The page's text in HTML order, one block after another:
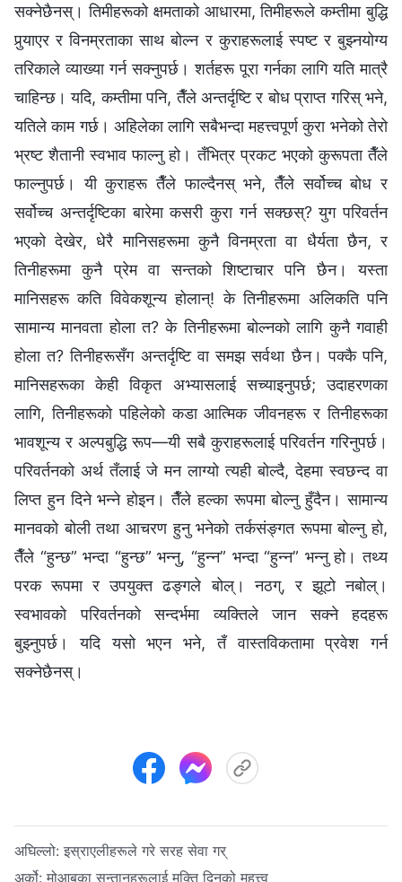
सक्नेछैनस्। तिमीहरूको क्षमताको आधारमा, तिमीहरूले कम्तीमा बुद्धि
पुर्‍याएर र विनम्रताका साथ बोल्न र कुराहरूलाई स्पष्ट र बुझ्नयोग्य
तरिकाले व्याख्या गर्न सक्नुपर्छ। शर्तहरू पूरा गर्नका लागि यति मात्रै
चाहिन्छ। यदि, कम्तीमा पनि, तैँले अन्तर्दृष्टि र बोध प्राप्त गरिस् भने,
यतिले काम गर्छ। अहिलेका लागि सबैभन्दा महत्त्वपूर्ण कुरा भनेको तेरो
भ्रष्ट शैतानी स्वभाव फाल्नु हो। तँभित्र प्रकट भएको कुरूपता तैँले
फाल्नुपर्छ। यी कुराहरू तैँले फाल्दैनस् भने, तैँले सर्वोच्च बोध र
सर्वोच्च अन्तर्दृष्टिका बारेमा कसरी कुरा गर्न सक्छस्? युग परिवर्तन
भएको देखेर, धेरै मानिसहरूमा कुनै विनम्रता वा धैर्यता छैन, र
तिनीहरूमा कुनै प्रेम वा सन्तको शिष्टाचार पनि छैन। यस्ता
मानिसहरू कति विवेकशून्य होलान्! के तिनीहरूमा अलिकति पनि
सामान्य मानवता होला त? के तिनीहरूमा बोल्नको लागि कुनै गवाही
होला त? तिनीहरूसँग अन्तर्दृष्टि वा समझ सर्वथा छैन। पक्कै पनि,
मानिसहरूका केही विकृत अभ्यासलाई सच्याइनुपर्छ; उदाहरणका
लागि, तिनीहरूको पहिलेको कडा आत्मिक जीवनहरू र तिनीहरूका
भावशून्य र अल्पबुद्धि रूप—यी सबै कुराहरूलाई परिवर्तन गरिनुपर्छ।
परिवर्तनको अर्थ तँलाई जे मन लाग्यो त्यही बोल्दै, देहमा स्वछन्द वा
लिप्‍त हुन दिने भन्‍ने होइन। तैँले हल्का रूपमा बोल्नु हुँदैन। सामान्य
मानवको बोली तथा आचरण हुनु भनेको तर्कसंङ्गत रूपमा बोल्नु हो,
तैँले “हुन्छ” भन्दा “हुन्छ” भन्नु, “हुन्न” भन्दा “हुन्न” भन्नु हो। तथ्य
परक रूपमा र उपयुक्त ढङ्गले बोल्। नठग्, र झूटो नबोल्।
स्वभावको परिवर्तनको सन्दर्भमा व्यक्तिले जान सक्ने हदहरू
बुझ्नुपर्छ। यदि यसो भएन भने, तँ वास्तविकतामा प्रवेश गर्न
सक्नेछैनस्।
अघिल्लो: इस्राएलीहरूले गरे सरह सेवा गर्
अर्को: मोआबका सन्तानहरूलाई मुक्ति दिनुको महत्त्व